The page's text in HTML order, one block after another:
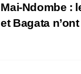
Mai-Ndombe :
et Bagata